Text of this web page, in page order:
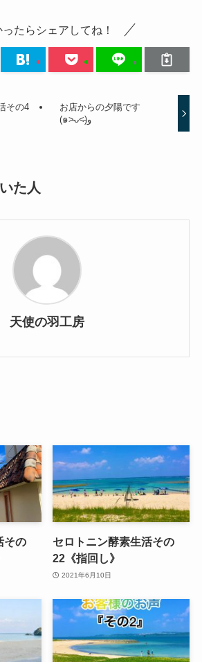
ったらシェアしてね！
その4
お店からの夕陽です
(๑˃̵ᴗ˂̵)و
た人
天使の羽工房
その
セロトニン酵素生活その
22《指回し》
2021年6月10日